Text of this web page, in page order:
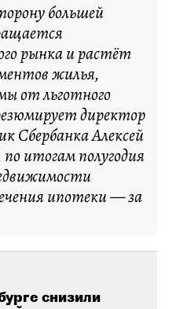
большей
рынка и растёт
жилья,
от льготного
директор
Сбербанка Алексей
итогам полугодия
ипотеки — за
снизили